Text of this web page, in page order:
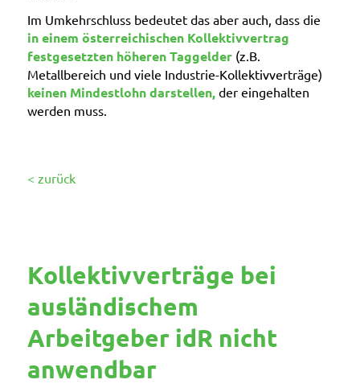
Im Umkehrschluss bedeutet das aber auch, dass die
in einem österreichischen Kollektivvertrag
festgesetzten höheren Taggelder(z.B.
Metallbereich und viele Industrie-Kollektivverträge)
keinen Mindestlohn darstellen,der eingehalten
werden muss.
< zurück
Kollektivverträge bei
ausländischem
Arbeitgeber idR nicht
anwendbar